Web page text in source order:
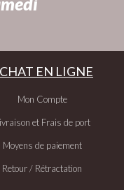
EN LIGNE
Mon Compte
et Frais de port
Moyens de paiement
Retour / Rétractation